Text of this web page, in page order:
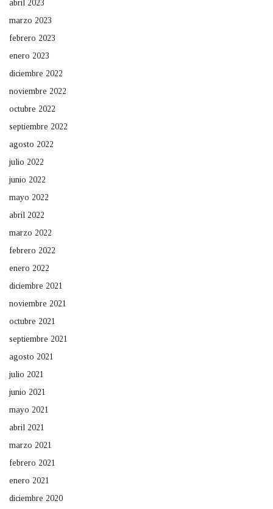
abril 2023
marzo 2023
febrero 2023
enero 2023
diciembre 2022
noviembre 2022
octubre 2022
septiembre 2022
agosto 2022
julio 2022
junio 2022
mayo 2022
abril 2022
marzo 2022
febrero 2022
enero 2022
diciembre 2021
noviembre 2021
octubre 2021
septiembre 2021
agosto 2021
julio 2021
junio 2021
mayo 2021
abril 2021
marzo 2021
febrero 2021
enero 2021
diciembre 2020